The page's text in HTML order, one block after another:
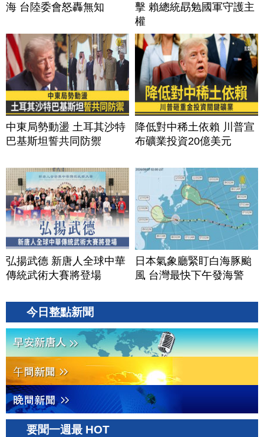
海 台陸委會怒轟無知
擊 賴總統勗勉國軍守護主
權
中東局勢動盪 土耳其沙特
巴基斯坦誓共同防禦
降低對中稀土依賴 川普宣
布礦業投資20億美元
弘揚武德 新唐人全球中華
傳統武術大賽將登場
日本氣象廳緊盯白海豚颱
風 台灣最快下午發海警
今日整點新聞
要聞一週最 HOT